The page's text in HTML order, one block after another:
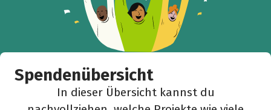
Spendenübersicht
In dieser Übersicht kannst du